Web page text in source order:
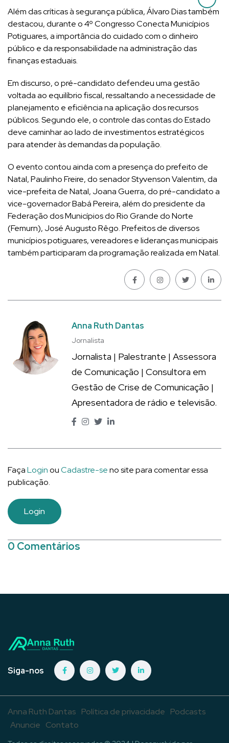
Além das críticas à segurança pública, Álvaro Dias também
destacou, durante o 4º Congresso Conecta Municípios
Potiguares, a importância do cuidado com o dinheiro
público e da responsabilidade na administração das
finanças estaduais.
Em discurso, o pré-candidato defendeu uma gestão
voltada ao equilíbrio fiscal, ressaltando a necessidade de
planejamento e eficiência na aplicação dos recursos
públicos. Segundo ele, o controle das contas do Estado
deve caminhar ao lado de investimentos estratégicos
para atender às demandas da população.
O evento contou ainda com a presença do prefeito de
Natal, Paulinho Freire, do senador Styvenson Valentim, da
vice-prefeita de Natal, Joana Guerra, do pré-candidato a
vice-governador Babá Pereira, além do presidente da
Federação dos Municípios do Rio Grande do Norte
(Femurn), José Augusto Rêgo. Prefeitos de diversos
municípios potiguares, vereadores e lideranças municipais
também participaram da programação realizada em Natal.
Anna Ruth Dantas
Jornalista
Jornalista | Palestrante | Assessora
de Comunicação | Consultora em
Gestão de Crise de Comunicação |
Apresentadora de rádio e televisão.
FaçaLoginouCadastre-seno site para comentar essa
publicação.
Login
0 Comentários
Siga-nos
Anna Ruth Dantas Política de privacidade Podcasts
Anuncie Contato